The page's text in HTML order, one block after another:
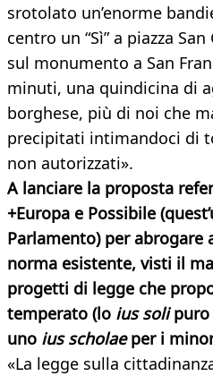
srotolato un’enorme
centro un “Sì” a piazza
sul monumento a San
minuti, una quindicina di
borghese, più di noi che
precipitati intimandoci di
non autorizzati».
A lanciare la proposta
+Europa e Possibile
Parlamento) per abrogare
norma esistente, visti il
progetti di legge che
temperato (lo ius solipuro
uno ius scholaeper i
«La legge sulla